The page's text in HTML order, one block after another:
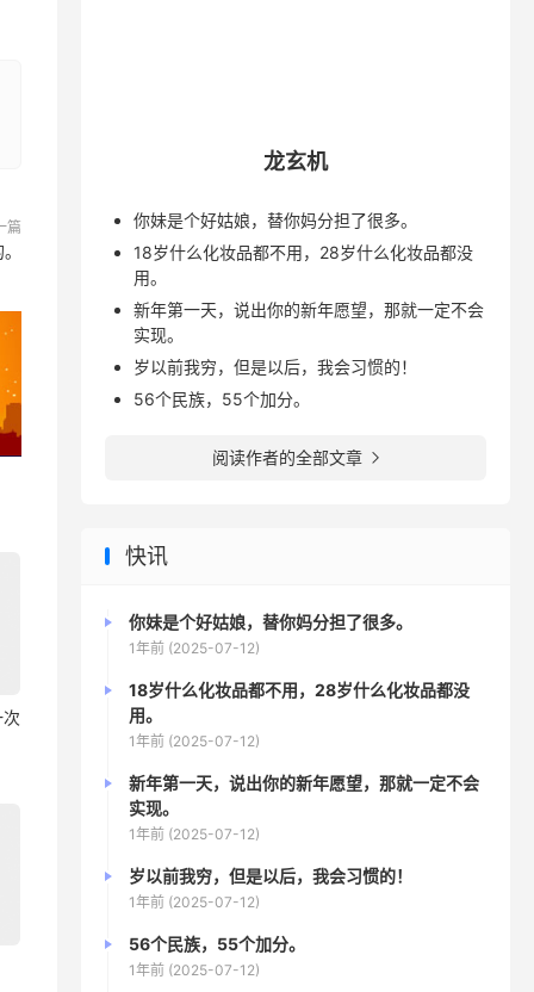
篇
龙玄机
你妹是个好姑娘，替你妈分担了很多。
18岁什么化妆品都不用，28岁什么化妆品都没
用。
新年第一天，说出你的新年愿望，那就一定不会
实现。
岁以前我穷，但是以后，我会习惯的！
56个民族，55个加分。
阅读作者的全部文章 
快讯
你妹是个好姑娘，替你妈分担了很多。
1年前 (2025-07-12)
18岁什么化妆品都不用，28岁什么化妆品都没
用。
1年前 (2025-07-12)
新年第一天，说出你的新年愿望，那就一定不会
实现。
1年前 (2025-07-12)
岁以前我穷，但是以后，我会习惯的！
1年前 (2025-07-12)
56个民族，55个加分。
1年前 (2025-07-12)